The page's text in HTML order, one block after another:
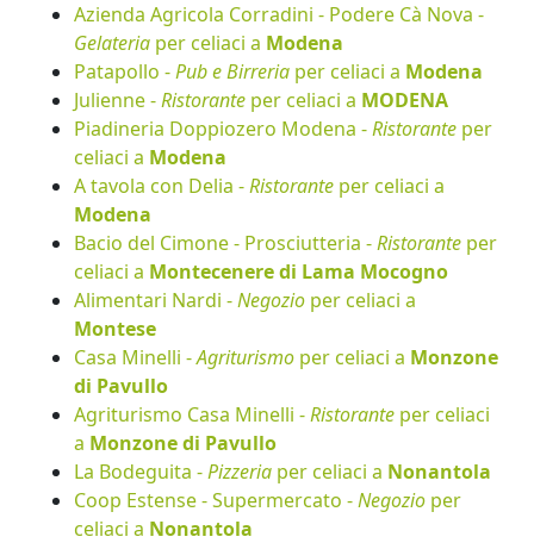
Azienda Agricola Corradini - Podere Cà Nova -
Gelateria per celiaci a Modena
Patapollo -Pub e Birreria per celiaci a Modena
Julienne -Ristorante per celiaci a MODENA
Piadineria Doppiozero Modena -Ristorante per
celiaci a Modena
A tavola con Delia -Ristorante per celiaci a
Modena
Bacio del Cimone - Prosciutteria -Ristorante per
celiaci a Montecenere di Lama Mocogno
Alimentari Nardi -Negozio per celiaci a
Montese
Casa Minelli -Agriturismo per celiaci a Monzone
di Pavullo
Agriturismo Casa Minelli -Ristorante per celiaci
a Monzone di Pavullo
La Bodeguita -Pizzeria per celiaci a Nonantola
Coop Estense - Supermercato -Negozio per
celiaci a Nonantola